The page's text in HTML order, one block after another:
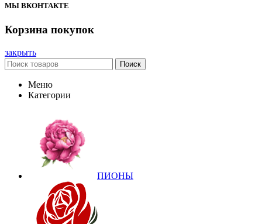
МЫ ВКОНТАКТЕ
Корзина покупок
закрыть
Поиск
Меню
Категории
ПИОНЫ